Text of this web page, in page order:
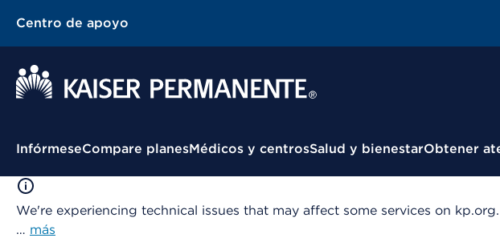
Centro de apoyo
Menú contextual
InfórmeseCompare planesMédicos y centrosSalud y bienestarObtener
We're experiencing technical issues that may affect some services on
… más